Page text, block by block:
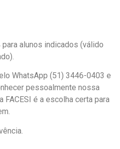
alunos indicados (válido
WhatsApp (51) 3446-0403 e
pessoalmente nossa
FACESI é a escolha certa para